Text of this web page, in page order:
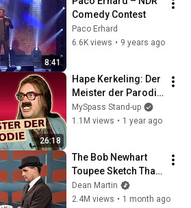
8:41
Comedy Contest
Paco Erhard
6.6K views • 9 years ago
26:18
Hape Kerkeling: Der
Meister der Parodie
| Comedy Allstars -
Meilensteine des
MySpass Stand-up
1.1M views • 1 year ago
The Bob Newhart
Toupee Sketch That
Broke Dean Martin
Dean Martin
2.4M views • 1 month ago